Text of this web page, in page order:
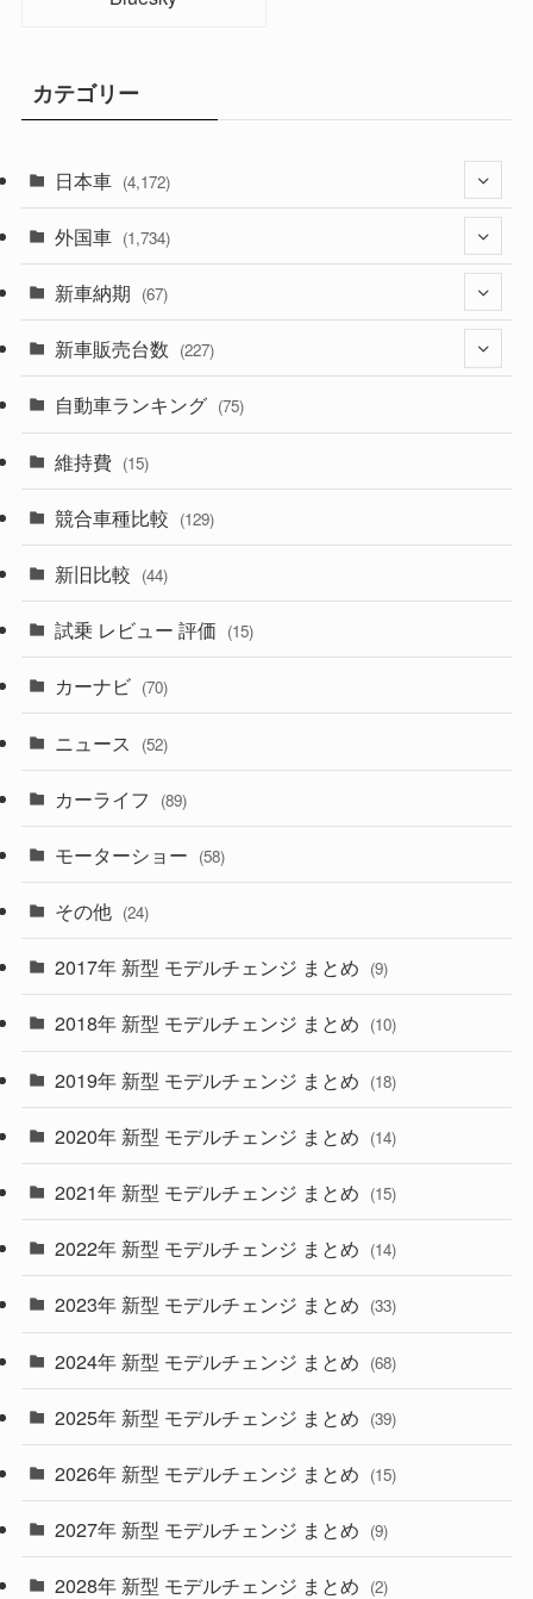
カテゴリー
日本車 (4,172)
(1,321)
(329)
(525)
(357)
(328)
(194)
(230)
(253)
外国車 (1,734)
(242)
(85)
(84)
(14)
(222)
(50)
(43)
(6)
(9)
(30)
(27)
(58)
(28)
(27)
(26)
(10)
(35)
(10)
(9)
(22)
(4)
(9)
(4)
(1)
新車納期 (67)
(28)
(8)
(3)
(3)
(5)
(1)
新車販売台数 (227)
(21)
(5)
(7)
(5)
自動車ランキング (75)
維持費 (15)
競合車種比較 (129)
新旧比較 (44)
試乗 レビュー 評価 (15)
カーナビ (70)
ニュース (52)
カーライフ (89)
モーターショー (58)
その他 (24)
2017年 新型 モデルチェンジ まとめ (9)
2018年 新型 モデルチェンジ まとめ (10)
2019年 新型 モデルチェンジ まとめ (18)
2020年 新型 モデルチェンジ まとめ (14)
2021年 新型 モデルチェンジ まとめ (15)
2022年 新型 モデルチェンジ まとめ (14)
2023年 新型 モデルチェンジ まとめ (33)
2024年 新型 モデルチェンジ まとめ (68)
2025年 新型 モデルチェンジ まとめ (39)
2026年 新型 モデルチェンジ まとめ (15)
2027年 新型 モデルチェンジ まとめ (9)
2028年 新型 モデルチェンジ まとめ (2)